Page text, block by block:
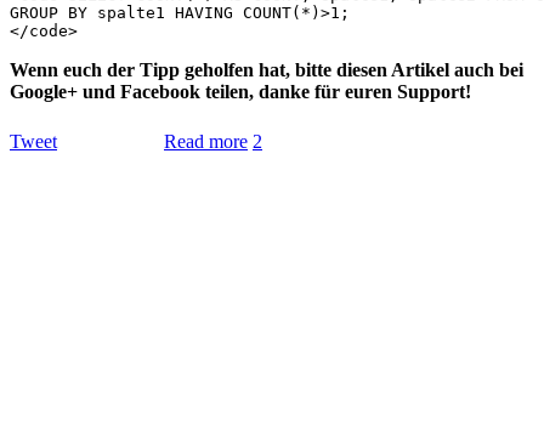
GROUP BY spalte1 HAVING COUNT(*)>1;
Wenn euch der Tipp geholfen hat, bitte diesen Artikel auch bei
Google+ und Facebook teilen, danke für euren Support!
Tweet Read more 2